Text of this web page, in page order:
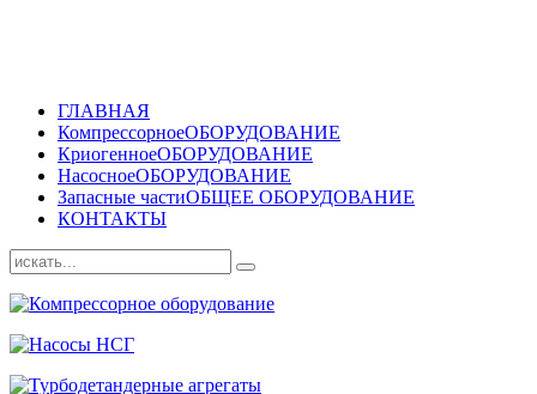
ГЛАВНАЯ
КомпрессорноеОБОРУДОВАНИЕ
КриогенноеОБОРУДОВАНИЕ
НасосноеОБОРУДОВАНИЕ
Запасные частиОБЩЕЕ ОБОРУДОВАНИЕ
КОНТАКТЫ